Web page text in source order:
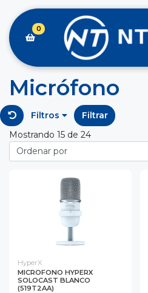
0
Micrófono
Filtros
Filtrar
Mostrando 15 de 24
HyperX
MICROFONO HYPERX
SOLOCAST BLANCO
(519T2AA)